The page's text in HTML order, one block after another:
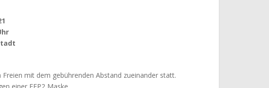
mit dem gebührenden Abstand zueinander statt.